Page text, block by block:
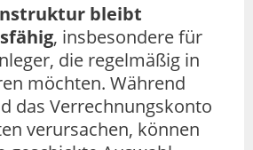
bleibt
, insbesondere für
die regelmäßig in
möchten. Während
das Verrechnungskonto
verursachen, können